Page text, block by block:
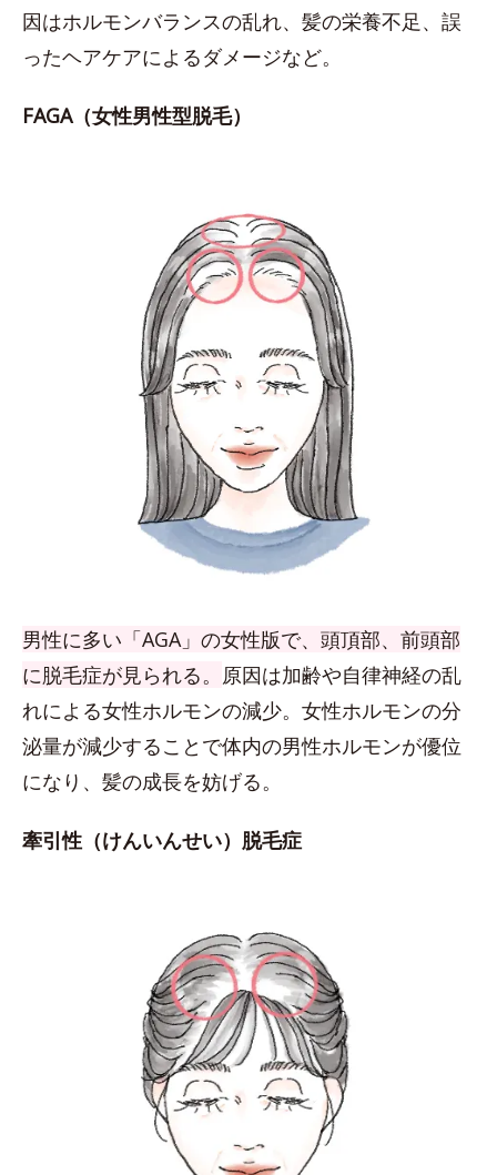
因はホルモンバランスの乱れ、髪の栄養不足、誤
ったヘアケアによるダメージなど。
FAGA（女性男性型脱毛）
男性に多い「AGA」の女性版で、頭頂部、前頭部
に脱毛症が見られる。 原因は加齢や自律神経の乱
れによる女性ホルモンの減少。女性ホルモンの分
泌量が減少することで体内の男性ホルモンが優位
になり、髪の成長を妨げる。
牽引性（けんいんせい）脱毛症